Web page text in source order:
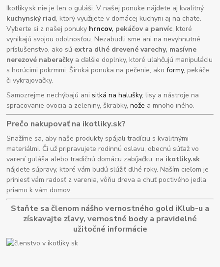
Ikotliky.sk nie je len o guláši. V našej ponuke nájdete aj kvalitný
kuchynský riad, ktorý využijete v domácej kuchyni aj na chate.
Vyberte si z našej ponuky hrncov, pekáčov a panvíc, ktoré
vynikajú svojou odolnosťou. Nezabudli sme ani na nevyhnutné
príslušenstvo, ako sú extra dlhé drevené varechy, masívne
nerezové naberačkya ďalšie doplnky, ktoré uľahčujú manipuláciu
s horúcimi pokrmmi. Široká ponuka na pečenie, akoformy, pekáče
či vykrajovačky.
Samozrejme nechýbajú anisitká na halušky, lisy a nástroje na
spracovanie ovocia a zeleniny, škrabky,nože a mnoho iného.
Prečo nakupovať na ikotliky.sk?
Snažíme sa, aby naše produkty spájali tradíciu s kvalitnými
materiálmi. Či už pripravujete rodinnú oslavu, obecnú súťaž vo
varení guláša alebo tradičnú domácu zabíjačku, na ikotliky.sk
nájdete súpravy, ktoré vám budú slúžiť dlhé roky. Naším cieľom je
priniesť vám radosť z varenia, vôňu dreva a chuť poctivého jedla
priamo k vám domov.
Staňte sa členom nášho vernostného gold iKlub-u a
získavajte zľavy, vernostné body a pravidelné
užitočné informácie